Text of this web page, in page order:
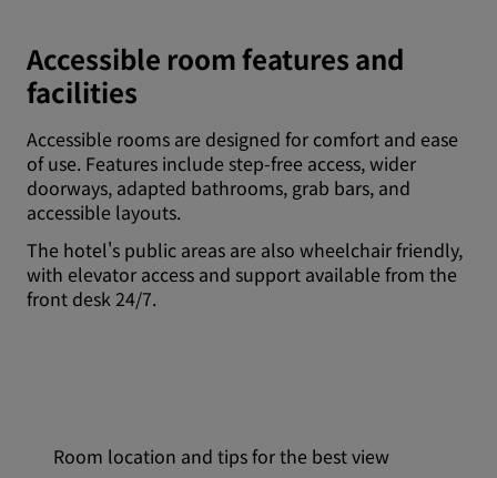
Accessible room features and
facilities
Accessible rooms are designed for comfort and ease
of use. Features include step-free access, wider
doorways, adapted bathrooms, grab bars, and
accessible layouts.
The hotel's public areas are also wheelchair friendly,
with elevator access and support available from the
front desk 24/7.
Room location and tips for the best view